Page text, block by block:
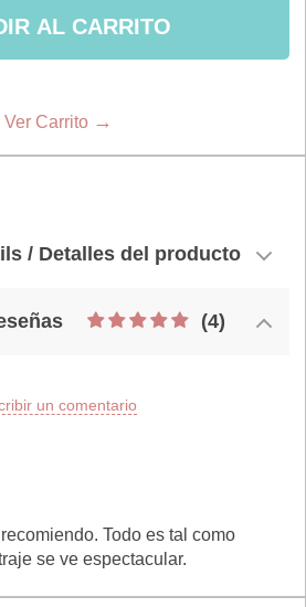
AL CARRITO
Ver Carrito →
/ Detalles del producto
(4)
un comentario
Todo es tal como
se ve espectacular.